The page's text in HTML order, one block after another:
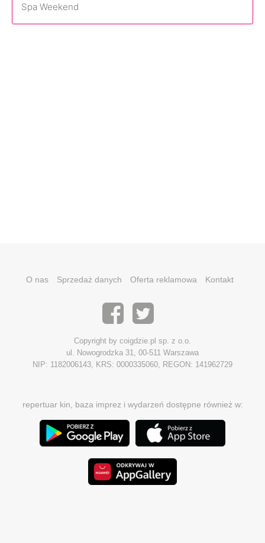
Spa Weekend
O nas Sprzedaż danych Oferta reklamowa Kontakt
Copyright by coigdzie.pl sp. z o.o.
ul. Nowogrodzka 31, 00-511 Warszawa
NIP: 1182006143, KRS: 0000335060, REGON: 141962729
repertuar kin, baza imprez i wydarzeń dostępne również w: